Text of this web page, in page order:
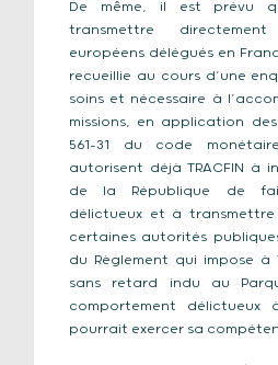
De même, il est prévu
transmettre
européens délégués en
recueillie au cours d’une
soins et nécessaire à
missions, en application
561-31 du code
autorisent déjà TRACFIN à
de la République de
délictueux et à
certaines autorités
du Règlement qui impose à
sans retard indu au
comportement délictueux
pourrait exercer sa